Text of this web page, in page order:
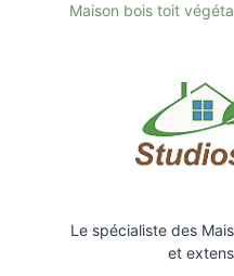
Maison bois toit
Le spécialiste des
et